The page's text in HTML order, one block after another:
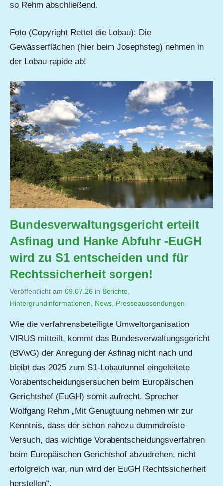
so Rehm abschließend.
Foto (Copyright Rettet die Lobau): Die
Gewässerflächen (hier beim Josephsteg) nehmen in
der Lobau rapide ab!
Bundesverwaltungsgericht erteilt
Asfinag und Hanke Abfuhr -EuGH
wird zu S1 entscheiden und für
Rechtssicherheit sorgen!
Veröffentlicht am 09.07.26 von
Jutta
in Berichte
Hintergrundinformationen
News Presseaussendungen
Wie die verfahrensbeteiligte Umweltorganisation
VIRUS mitteilt, kommt das Bundesverwaltungsgericht
(BVwG) der Anregung der Asfinag nicht nach und
bleibt das 2025 zum S1-Lobautunnel eingeleitete
Vorabentscheidungsersuchen beim Europäischen
Gerichtshof (EuGH) somit aufrecht. Sprecher
Wolfgang Rehm „Mit Genugtuung nehmen wir zur
Kenntnis, dass der schon nahezu dummdreiste
Versuch, das wichtige Vorabentscheidungsverfahren
beim Europäischen Gerichtshof abzudrehen, nicht
erfolgreich war, nun wird der EuGH Rechtssicherheit
herstellen“.